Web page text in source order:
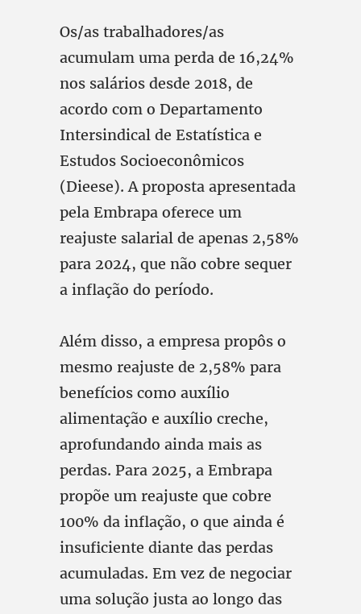
Os/as trabalhadores/as
acumulam uma perda de 16,24%
nos salários desde 2018, de
acordo com o Departamento
Intersindical de Estatística e
Estudos Socioeconômicos
(Dieese). A proposta apresentada
pela Embrapa oferece um
reajuste salarial de apenas 2,58%
para 2024, que não cobre sequer
a inflação do período.
Além disso, a empresa propôs o
mesmo reajuste de 2,58% para
benefícios como auxílio
alimentação e auxílio creche,
aprofundando ainda mais as
perdas. Para 2025, a Embrapa
propõe um reajuste que cobre
100% da inflação, o que ainda é
insuficiente diante das perdas
acumuladas. Em vez de negociar
uma solução justa ao longo das